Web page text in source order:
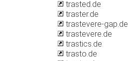
trasted.de
traster.de
trastevere-gap.de
trastevere.de
trastics.de
trasto.de